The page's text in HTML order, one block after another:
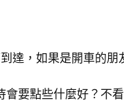
達，如果是開車的朋
要點些什麼好？不